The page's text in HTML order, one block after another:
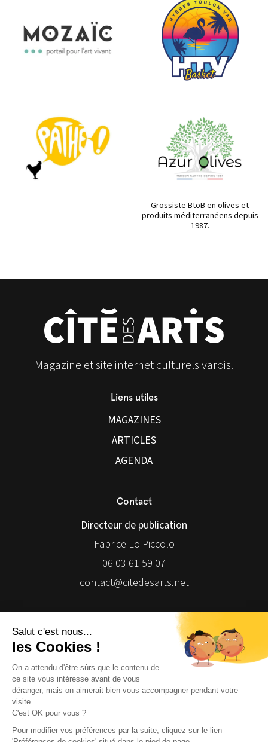
Grossiste BtoB en olives et
produits méditerranéens depuis
1987.
Magazine et site internet culturels varois.
Liens utiles
MAGAZINES
ARTICLES
AGENDA
Contact
Directeur de publication
Fabrice Lo Piccolo
06 03 61 59 07
contact@citedesarts.net